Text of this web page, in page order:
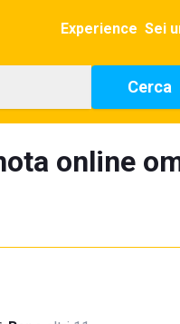
Experience Sei
Cerca
online